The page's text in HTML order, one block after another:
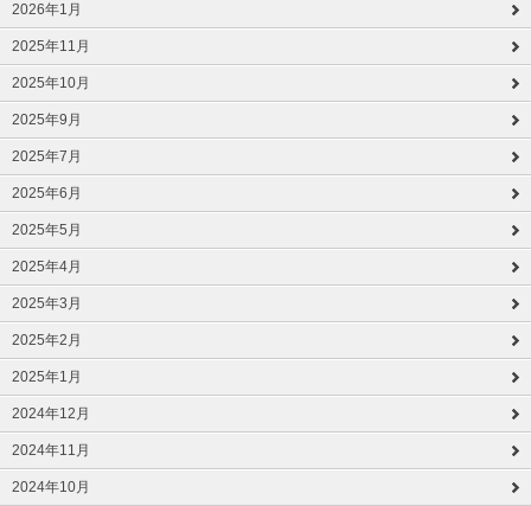
2026年1月
2025年11月
2025年10月
2025年9月
2025年7月
2025年6月
2025年5月
2025年4月
2025年3月
2025年2月
2025年1月
2024年12月
2024年11月
2024年10月